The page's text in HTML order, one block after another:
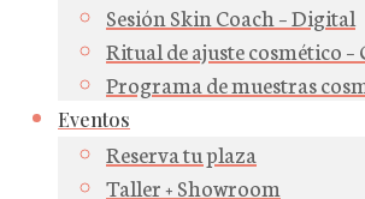
Sesión Skin Coach – Digital
Ritual de ajuste cosmético
Programa de muestras
Eventos
Reserva tu plaza
Taller + Showroom